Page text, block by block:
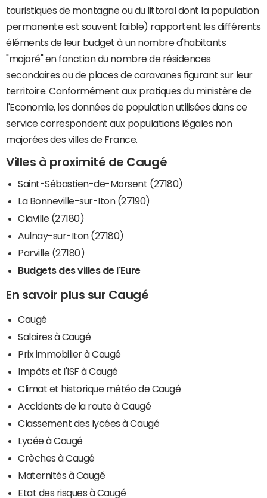
touristiques de montagne ou du littoral dont la population
permanente est souvent faible) rapportent les différents
éléments de leur budget à un nombre d'habitants
"majoré" en fonction du nombre de résidences
secondaires ou de places de caravanes figurant sur leur
territoire. Conformément aux pratiques du ministère de
l'Economie, les données de population utilisées dans ce
service correspondent aux populations légales non
majorées des villes de France.
Villes à proximité de Caugé
Saint-Sébastien-de-Morsent (27180)
La Bonneville-sur-Iton (27190)
Claville (27180)
Aulnay-sur-Iton (27180)
Parville (27180)
Budgets des villes de l'Eure
En savoir plus sur Caugé
Caugé
Salaires à Caugé
Prix immobilier à Caugé
Impôts et l'ISF à Caugé
Climat et historique météo de Caugé
Accidents de la route à Caugé
Classement des lycées à Caugé
Lycée à Caugé
Crèches à Caugé
Maternités à Caugé
Etat des risques à Caugé